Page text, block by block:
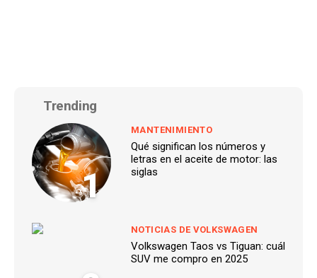
Trending
1
MANTENIMIENTO
Qué significan los números y
letras en el aceite de motor: las
siglas
NOTICIAS DE VOLKSWAGEN
Volkswagen Taos vs Tiguan: cuál
SUV me compro en 2025